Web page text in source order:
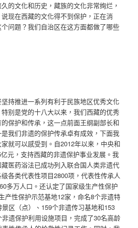
的文化和历史，藏族的文化非常绚烂，
现在西藏的文化得不到保护，正在消
问题？我们自治区在这方面都做了哪些
持推进一系列有利于民族地区优秀文化
别是党的十八大以来，我们西藏的优秀
保护和传承，这一点前面王纲副部长和
我们非遗的保护传承卓有成效，下面我
就可以感受到。自2012年以来，中央和
元，支持西藏的非遗保护事业发展。我
医药浴法已成功列入联合国人类非遗代
各类代表性项目2800项，代表性传承人
多万人口。还认定了国家级生产性保护
产性保护示范基地12家，命名8个非遗特
区（点）、159个非遗传习基地和153
遗保护利用设施项目，完成了30名高龄